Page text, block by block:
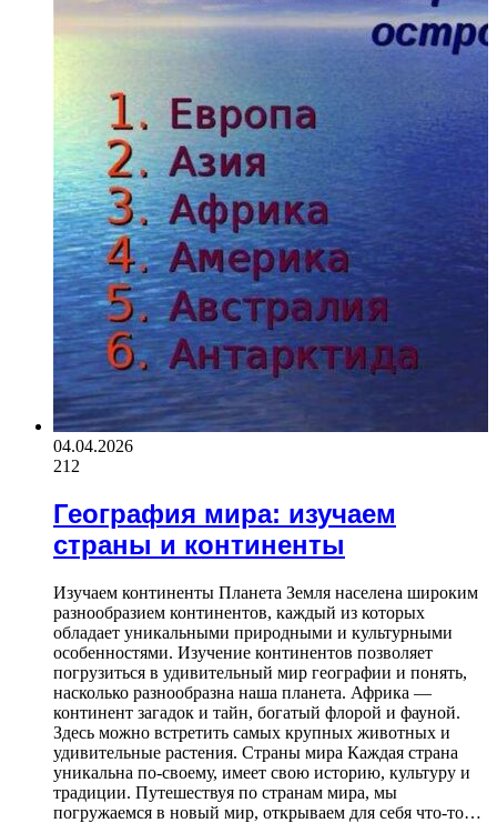
04.04.2026
212
География мира: изучаем
страны и континенты
Изучаем континенты Планета Земля населена широким
разнообразием континентов, каждый из которых
обладает уникальными природными и культурными
особенностями. Изучение континентов позволяет
погрузиться в удивительный мир географии и понять,
насколько разнообразна наша планета. Африка —
континент загадок и тайн, богатый флорой и фауной.
Здесь можно встретить самых крупных животных и
удивительные растения. Страны мира Каждая страна
уникальна по-своему, имеет свою историю, культуру и
традиции. Путешествуя по странам мира, мы
погружаемся в новый мир, открываем для себя что-то…